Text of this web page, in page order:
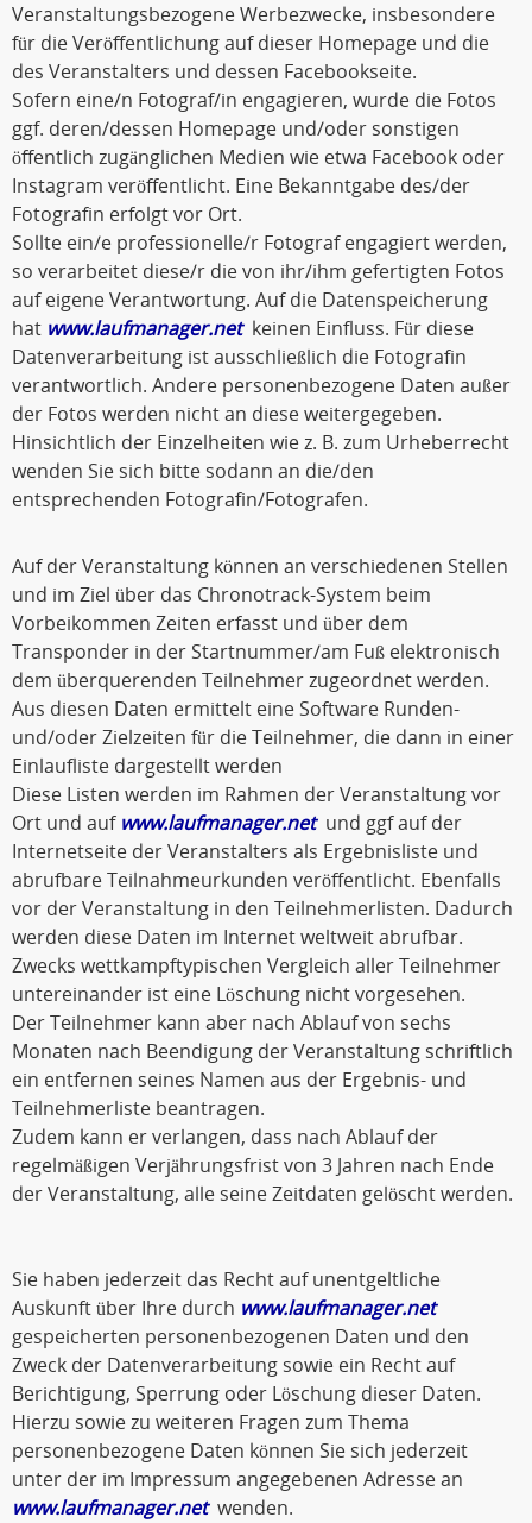
Veranstaltungsbezogene Werbezwecke, insbesondere
für die Veröffentlichung auf dieser Homepage und die
des Veranstalters und dessen Facebookseite.
Sofern eine/n Fotograf/in engagieren, wurde die Fotos
ggf. deren/dessen Homepage und/oder sonstigen
öffentlich zugänglichen Medien wie etwa Facebook oder
Instagram veröffentlicht. Eine Bekanntgabe des/der
Fotografin erfolgt vor Ort.
Sollte ein/e professionelle/r Fotograf engagiert werden,
so verarbeitet diese/r die von ihr/ihm gefertigten Fotos
auf eigene Verantwortung. Auf die Datenspeicherung
hat www.laufmanager.netkeinen Einfluss. Für diese
Datenverarbeitung ist ausschließlich die Fotografin
verantwortlich. Andere personenbezogene Daten außer
der Fotos werden nicht an diese weitergegeben.
Hinsichtlich der Einzelheiten wie z. B. zum Urheberrecht
wenden Sie sich bitte sodann an die/den
entsprechenden Fotografin/Fotografen.
Auf der Veranstaltung können an verschiedenen Stellen
und im Ziel über das Chronotrack-System beim
Vorbeikommen Zeiten erfasst und über dem
Transponder in der Startnummer/am Fuß elektronisch
dem überquerenden Teilnehmer zugeordnet werden.
Aus diesen Daten ermittelt eine Software Runden-
und/oder Zielzeiten für die Teilnehmer, die dann in einer
Einlaufliste dargestellt werden
Diese Listen werden im Rahmen der Veranstaltung vor
Ort und auf www.laufmanager.netund ggf auf der
Internetseite der Veranstalters als Ergebnisliste und
abrufbare Teilnahmeurkunden veröffentlicht. Ebenfalls
vor der Veranstaltung in den Teilnehmerlisten. Dadurch
werden diese Daten im Internet weltweit abrufbar.
Zwecks wettkampftypischen Vergleich aller Teilnehmer
untereinander ist eine Löschung nicht vorgesehen.
Der Teilnehmer kann aber nach Ablauf von sechs
Monaten nach Beendigung der Veranstaltung schriftlich
ein entfernen seines Namen aus der Ergebnis- und
Teilnehmerliste beantragen.
Zudem kann er verlangen, dass nach Ablauf der
regelmäßigen Verjährungsfrist von 3 Jahren nach Ende
der Veranstaltung, alle seine Zeitdaten gelöscht werden.
Sie haben jederzeit das Recht auf unentgeltliche
Auskunft über Ihre durch www.laufmanager.net
gespeicherten personenbezogenen Daten und den
Zweck der Datenverarbeitung sowie ein Recht auf
Berichtigung, Sperrung oder Löschung dieser Daten.
Hierzu sowie zu weiteren Fragen zum Thema
personenbezogene Daten können Sie sich jederzeit
unter der im Impressum angegebenen Adresse an
www.laufmanager.netwenden.